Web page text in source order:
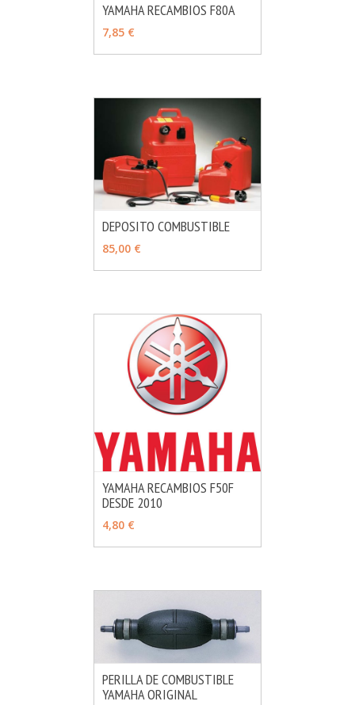
YAMAHA RECAMBIOS F80A
7,85 €
DEPOSITO COMBUSTIBLE
85,00 €
VER OPCIONES
YAMAHA RECAMBIOS F50F
DESDE 2010
4,80 €
VER OPCIONES
PERILLA DE COMBUSTIBLE
YAMAHA ORIGINAL